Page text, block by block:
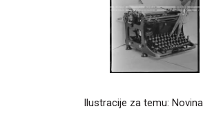
Ilustracije za temu: